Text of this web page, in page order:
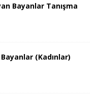
Bayanlar Tanışma
(Kadınlar)